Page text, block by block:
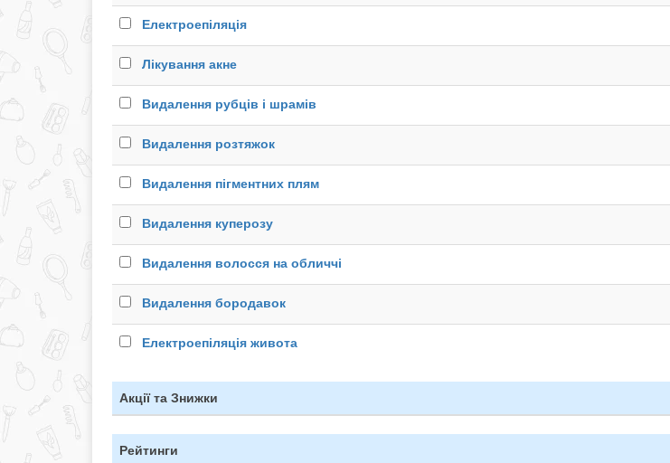
Електроепіляція
Лікування акне
Видалення рубців і шрамів
Видалення розтяжок
Видалення пігментних плям
Видалення куперозу
Видалення волосся на обличчі
Видалення бородавок
Електроепіляція живота
Акції та Знижки
Рейтинги